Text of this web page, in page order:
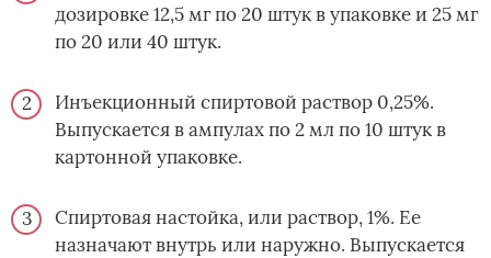
дозировке 12,5 мг по 20 штук в упаковке и 25 мг
по 20 или 40 штук.
Инъекционный спиртовой раствор 0,25%.
Выпускается в ампулах по 2 мл по 10 штук в
картонной упаковке.
Спиртовая настойка, или раствор, 1%. Ее
назначают внутрь или наружно. Выпускается